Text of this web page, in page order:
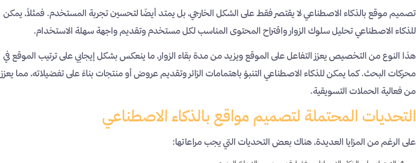
تصميم موقع بالذكاء الاصطناعي لا يقتصر فقط على الشكل الخارجي، بل يمتد أيضًا لتحسين تجربة المستخدم. فمثلاً، يمكن
للذكاء الاصطناعي تحليل سلوك الزوار واقتراح المحتوى المناسب لكل مستخدم وتقديم واجهة سهلة الاستخدام.
هذا النوع من التخصيص يعزز التفاعل على الموقع ويزيد من مدة بقاء الزوار، ما ينعكس بشكل إيجابي على ترتيب الموقع في
محركات البحث. كما يمكن للذكاء الاصطناعي التنبؤ باهتمامات الزائر وتقديم عروض أو منتجات بناءً على تفضيلاته، مما يعزز
من فعالية الحملات التسويقية.
التحديات المحتملة لتصميم مواقع بالذكاء الاصطناعي
على الرغم من المزايا العديدة، هناك بعض التحديات التي يجب مراعاتها: